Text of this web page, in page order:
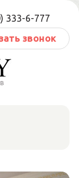
333-6-777
звонок